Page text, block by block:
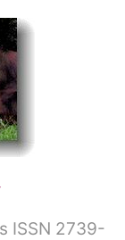
ISSN 2739-